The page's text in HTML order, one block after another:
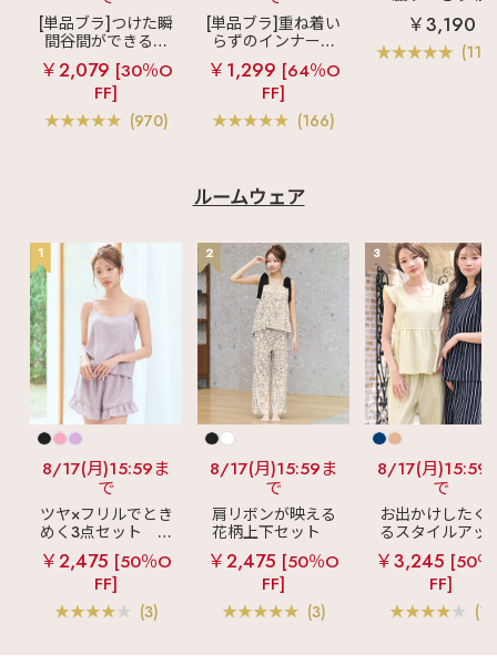
[単品ブラ]つけた瞬
間谷間ができるシ
ームレスブラ
超
盛ブラ(R) シームレ
ス 単品ブラジャー
￥2,079 [30％O
FF]
(970)
[単品ブラ]重ね着い
らずのインナーブ
ラ
リッチバスト
ブラトップ (ワイヤ
ー入り)
￥1,299 [64％O
FF]
(166)
見えブラ
カシ
クールレース脇
ブラ(R) 単品ブラ
ャー
￥3,190
ルームウェア
1
8/17(月)15:59ま
で
ツヤ×フリルでとき
めく3点セット
シ
ルキー ショートパ
ンツ 3点セット
￥2,475 [50％O
FF]
(3)
2
8/17(月)15:59ま
で
肩リボンが映える
花柄上下セット
メニーフラワー ロ
ングパンツ 上下セ
ット
￥2,475 [50％O
FF]
(3)
3
8/17(月)15:59
で
お出かけしたく
るスタイルアッ
見え
ストライ
フリル ロングパ
ツ 綿混 上下セ
￥3,245 [50
FF]
(1)